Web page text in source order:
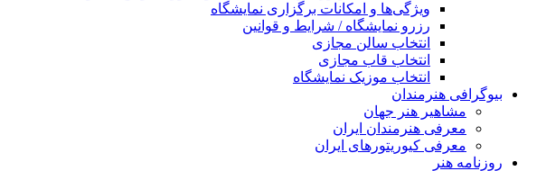
ویژگی‌ها و امکانات برگزاری نمایشگاه
رزرو نمایشگاه / شرایط و قوانین
انتخاب سالن مجازی
انتخاب قاب مجازی
انتخاب موزیک نمایشگاه
بیوگرافی هنرمندان
مشاهیر هنر جهان
معرفی هنرمندان ایران
معرفی کیوریتورهای ایران
روزنامه هنر